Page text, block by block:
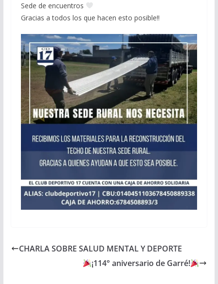
Sede de encuentros
Gracias a todos los que hacen esto posible!!
CHARLA SOBRE SALUD MENTAL Y DEPORTE
¡114° aniversario de Garré!